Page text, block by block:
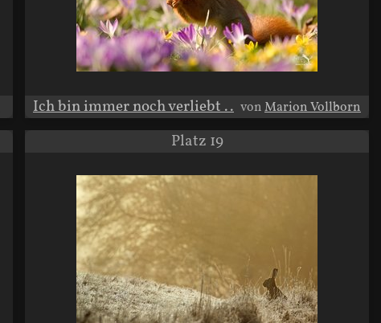
Ich bin immer noch verliebt .. vonMarion Vollborn
Platz 19